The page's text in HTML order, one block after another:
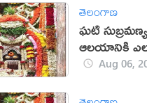
తెలంగాణ
ఘటి
ఆలయానికి
Aug 06,